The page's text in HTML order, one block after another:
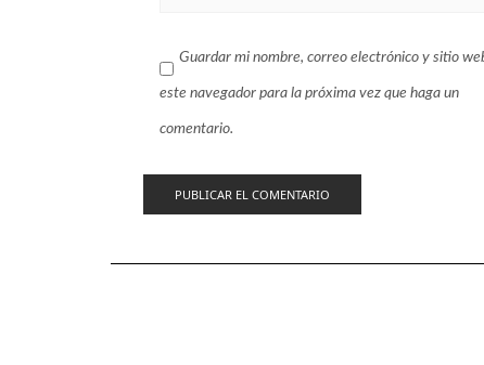
Guardar mi nombre, correo electrónico y sitio
este navegador para la próxima vez que haga un
comentario.